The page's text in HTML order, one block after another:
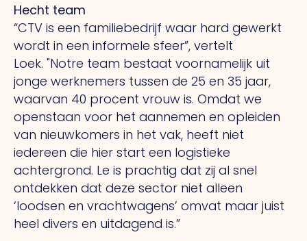
Hecht team
“CTV is een familiebedrijf waar hard gewerkt
wordt in een informele sfeer”, vertelt
Loek. "Notre team bestaat voornamelijk uit
jonge werknemers tussen de 25 en 35 jaar,
waarvan 40 procent vrouw is. Omdat we
openstaan voor het aannemen en opleiden
van nieuwkomers in het vak, heeft niet
iedereen die hier start een logistieke
achtergrond. Le is prachtig dat zij al snel
ontdekken dat deze sector niet alleen
‘loodsen en vrachtwagens’ omvat maar juist
heel divers en uitdagend is.”